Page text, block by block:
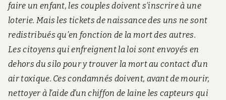
faire un enfant, les couples doivent s’inscrire à une
loterie. Mais les tickets de naissance des uns ne sont
redistribués qu’en fonction de la mort des autres.
Les citoyens qui enfreignent la loi sont envoyés en
dehors du silo pour y trouver la mort au contact d’un
air toxique. Ces condamnés doivent, avant de mourir,
nettoyer à l’aide d’un chiffon de laine les capteurs qui